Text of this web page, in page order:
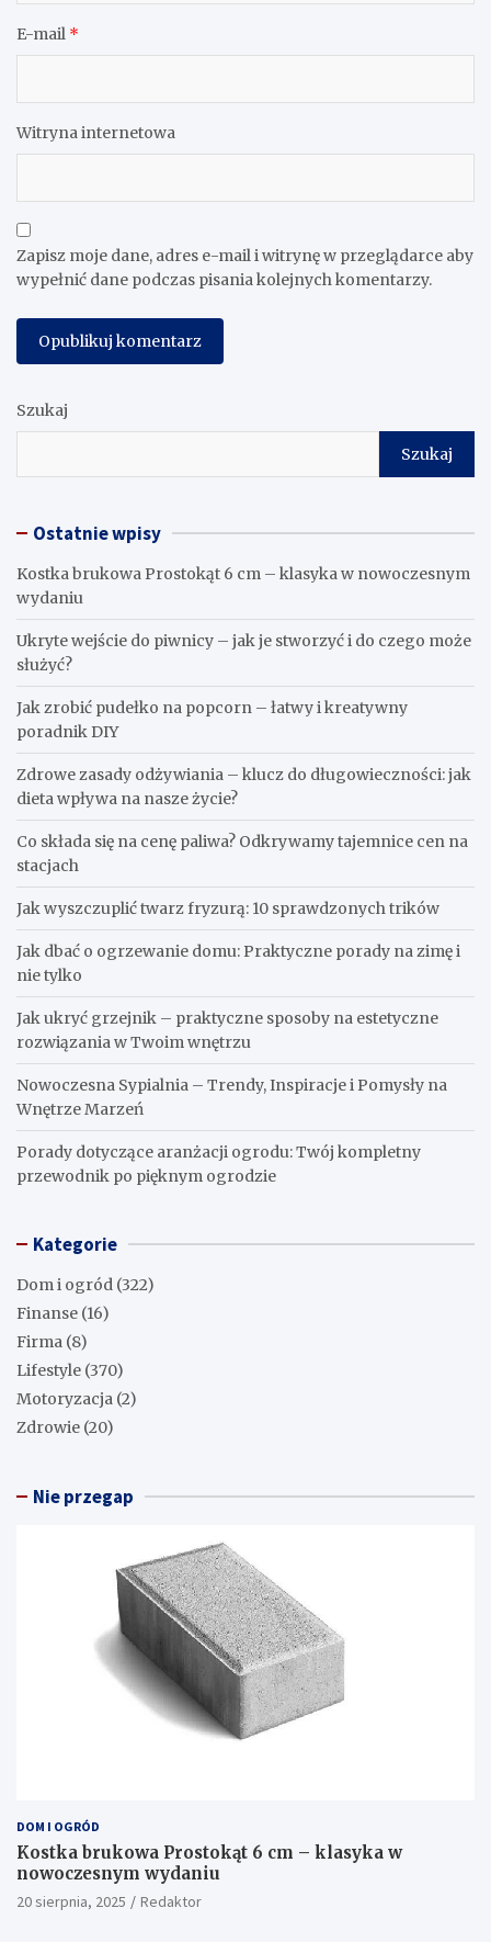
E-mail *
Witryna internetowa
Zapisz moje dane, adres e-mail i witrynę w przeglądarce aby
wypełnić dane podczas pisania kolejnych komentarzy.
Szukaj
Szukaj
Ostatnie wpisy
Kostka brukowa Prostokąt 6 cm – klasyka w nowoczesnym
wydaniu
Ukryte wejście do piwnicy – jak je stworzyć i do czego może
służyć?
Jak zrobić pudełko na popcorn – łatwy i kreatywny
poradnik DIY
Zdrowe zasady odżywiania – klucz do długowieczności: jak
dieta wpływa na nasze życie?
Co składa się na cenę paliwa? Odkrywamy tajemnice cen na
stacjach
Jak wyszczuplić twarz fryzurą: 10 sprawdzonych trików
Jak dbać o ogrzewanie domu: Praktyczne porady na zimę i
nie tylko
Jak ukryć grzejnik – praktyczne sposoby na estetyczne
rozwiązania w Twoim wnętrzu
Nowoczesna Sypialnia – Trendy, Inspiracje i Pomysły na
Wnętrze Marzeń
Porady dotyczące aranżacji ogrodu: Twój kompletny
przewodnik po pięknym ogrodzie
Kategorie
Dom i ogród (322)
Finanse (16)
Firma (8)
Lifestyle (370)
Motoryzacja (2)
Zdrowie (20)
Nie przegap
DOM I OGRÓD
Kostka brukowa Prostokąt 6 cm – klasyka w
nowoczesnym wydaniu
20 sierpnia, 2025 Redaktor